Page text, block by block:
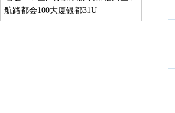
航路都会100大厦银都31U